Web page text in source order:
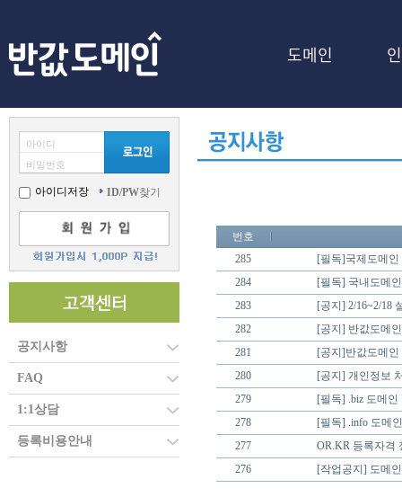
도메인
아이디
비밀번호
아이디저장 ID/PW찾기
공지사항
FAQ
1:1상담
등록비용안내
번호
285
[필독]국제도메인
284
[필독] 국내도메
283
[공지] 2/16~2/18
282
[공지] 반값도메
281
[공지]반값도메
280
[공지] 개인정보
279
[필독] .biz 도메인
278
[필독] .info 도메
277
OR.KR 등록자격
276
[작업공지] 도메